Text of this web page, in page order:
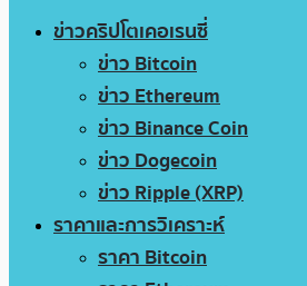
ข่าวคริปโตเคอเรนซี่
ข่าว Bitcoin
ข่าว Ethereum
ข่าว Binance Coin
ข่าว Dogecoin
ข่าว Ripple (XRP)
ราคาและการวิเคราะห์
ราคา Bitcoin